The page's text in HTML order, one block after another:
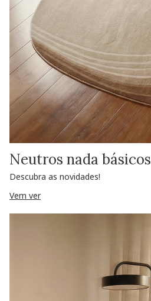
Neutros nada básicos
Descubra as novidades!
Vem ver